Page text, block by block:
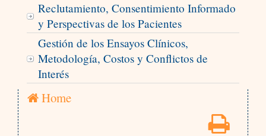
Reclutamiento, Consentimiento Informado
y Perspectivas de los Pacientes
Gestión de los Ensayos Clínicos,
Metodología, Costos y Conflictos de
Interés
Home